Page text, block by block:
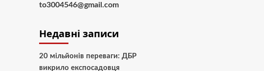
to3004546@gmail.com
Недавні записи
20 мільйонів переваги: ДБР
викрило експосадовця